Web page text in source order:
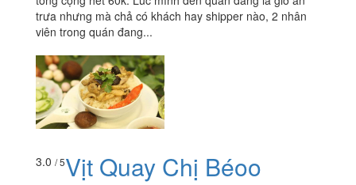
trưa nhưng mà chả có khách hay shipper nào, 2 nhân
viên trong quán đang...
3.0 / 5Vịt Quay Chị Béoo